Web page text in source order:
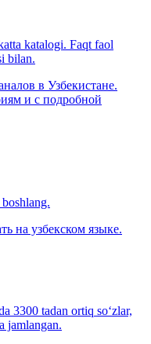
katalogi. Faqt faol
bilan.
в Узбекистане.
и с подробной
на узбекском языке.
3300 tadan ortiq so‘zlar,
jamlangan.